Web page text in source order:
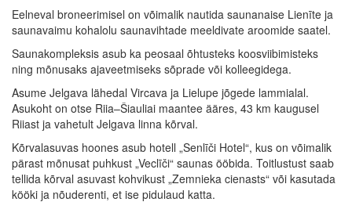
Eelneval broneerimisel on võimalik nautida saunanaise Lienīte ja
saunavaimu kohalolu saunavihtade meeldivate aroomide saatel.
Saunakompleksis asub ka peosaal õhtusteks koosviibimisteks
ning mõnusaks ajaveetmiseks sõprade või kolleegidega.
Asume Jelgava lähedal Vircava ja Lielupe jõgede lammialal.
Asukoht on otse Riia–Šiauliai maantee ääres, 43 km kaugusel
Riiast ja vahetult Jelgava linna kõrval.
Kõrvalasuvas hoones asub hotell „Senlīči Hotel“, kus on võimalik
pärast mõnusat puhkust „Veclīči“ saunas ööbida. Toitlustust saab
tellida kõrval asuvast kohvikust „Zemnieka cienasts“ või kasutada
kööki ja nõuderenti, et ise pidulaud katta.